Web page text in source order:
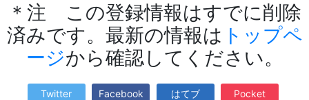
＊注 この登録情報はすでに削除
済みです。最新の情報は トップペ
ージから確認してください。
Twitter Facebook はてブ Pocket